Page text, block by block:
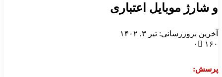
شارژ موبایل اعتباری
بروزرسانی: تیر ۳, ۱۴۰۲
۰